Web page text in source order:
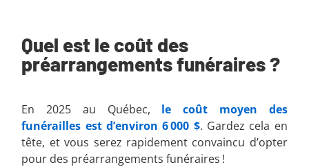
Quel est le coût des
préarrangements funéraires ?
En 2025 au Québec, le coût moyen des
funérailles est d’environ 6 000 $. Gardez cela en
tête, et vous serez rapidement convaincu d’opter
pour des préarrangements funéraires !